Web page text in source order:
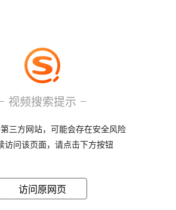
视频搜索提示
三方网站，可能会存在安全风险
访问该页面，请点击下方按钮
访问原网页